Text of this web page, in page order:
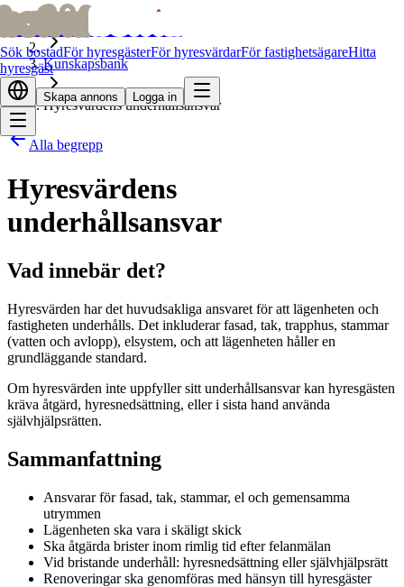
bofridbofrid
Sök bostadFör hyresgästerFör hyresvärdarFör fastighetsägareHitta
hyresgäst
Skapa annons Logga in
Kunskapsbank
Hyresvärdens underhållsansvar
Alla begrepp
Hyresvärdens
underhållsansvar
Vad innebär det?
Hyresvärden har det huvudsakliga ansvaret för att lägenheten och
fastigheten underhålls. Det inkluderar fasad, tak, trapphus, stammar
(vatten och avlopp), elsystem, och att lägenheten håller en
grundläggande standard.
Om hyresvärden inte uppfyller sitt underhållsansvar kan hyresgästen
kräva åtgärd, hyresnedsättning, eller i sista hand använda
självhjälpsrätten.
Sammanfattning
Ansvarar för fasad, tak, stammar, el och gemensamma
utrymmen
Lägenheten ska vara i skäligt skick
Ska åtgärda brister inom rimlig tid efter felanmälan
Vid bristande underhåll: hyresnedsättning eller självhjälpsrätt
Renoveringar ska genomföras med hänsyn till hyresgäster